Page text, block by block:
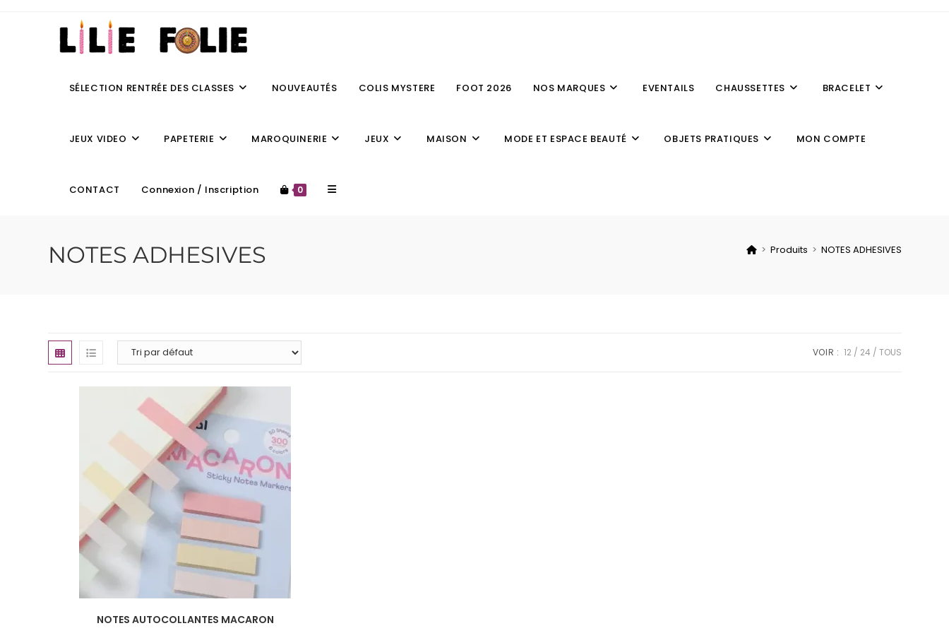
SÉLECTION RENTRÉE DES CLASSES NOUVEAUTÉS COLIS MYSTERE FOOT 2026 NOS MARQUES EVENTAILS CHAUSSETTES BRACELET
JEUX VIDEO PAPETERIE MAROQUINERIE JEUX MAISON MODE ET ESPACE BEAUTÉ OBJETS PRATIQUES MON COMPTE
CONTACT Connexion / Inscription 0
NOTES ADHESIVES > Produits > NOTES ADHESIVES
VOIR : 12 24 TOUS
NOTES AUTOCOLLANTES MACARON